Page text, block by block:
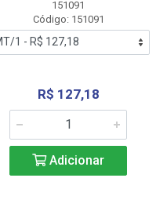
151091
Código: 151091
R$ 127,18
Adicionar